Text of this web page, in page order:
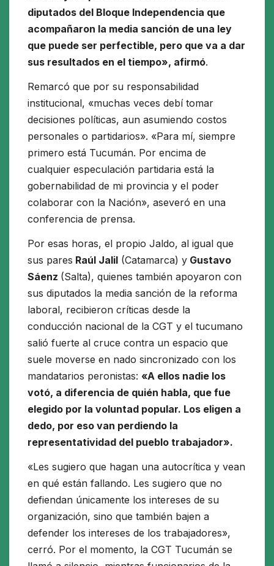
diputados del Bloque Independencia que
acompañaron la media sanción de una ley
que puede ser perfectible, pero que va a dar
sus resultados en el tiempo», afirmó.
Remarcó que por su responsabilidad
institucional, «muchas veces debí tomar
decisiones políticas, aun asumiendo costos
personales o partidarios». «Para mí, siempre
primero está Tucumán. Por encima de
cualquier especulación partidaria está la
gobernabilidad de mi provincia y el poder
colaborar con la Nación», aseveró en una
conferencia de prensa.
Por esas horas, el propio Jaldo, al igual que
sus pares Raúl Jalil (Catamarca) y Gustavo
Sáenz (Salta), quienes también apoyaron con
sus diputados la media sanción de la reforma
laboral, recibieron críticas desde la
conducción nacional de la CGT y el tucumano
salió fuerte al cruce contra un espacio que
suele moverse en nado sincronizado con los
mandatarios peronistas: «A ellos nadie los
votó, a diferencia de quién habla, que fue
elegido por la voluntad popular. Los eligen a
dedo, por eso van perdiendo la
representatividad del pueblo trabajador».
«Les sugiero que hagan una autocrítica y vean
en qué están fallando. Les sugiero que no
defiendan únicamente los intereses de su
organización, sino que también bajen a
defender los intereses de los trabajadores»,
cerró. Por el momento, la CGT Tucumán se